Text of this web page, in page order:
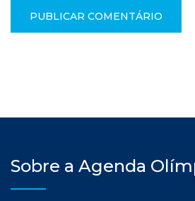
Sobre a Agenda